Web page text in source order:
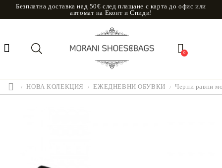
Безплатна доставка над 50€ след плащане с карта до офис или
автомат на Еконт и Спиди!
0
НОВА КОЛЕКЦИЯ ЕЖЕДНЕВНИ ОБУВКИ Черни равни